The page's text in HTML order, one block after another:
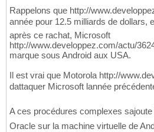
Rappelons que http://
année pour 12.5 milliards de dollars,
après ce rachat, Microsoft
http://www.developpez.com/actu/
marque sous Android aux USA.
Il est vrai que Motorola http://
dattaquer Microsoft lannée
A ces procédures complexes
Oracle sur la machine virtuelle de